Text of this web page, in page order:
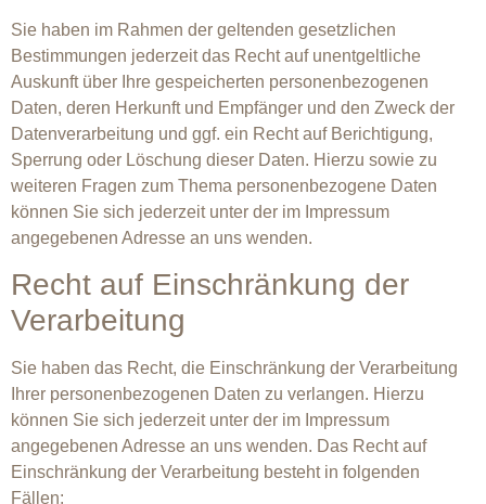
Sie haben im Rahmen der geltenden gesetzlichen
Bestimmungen jederzeit das Recht auf unentgeltliche
Auskunft über Ihre gespeicherten personenbezogenen
Daten, deren Herkunft und Empfänger und den Zweck der
Datenverarbeitung und ggf. ein Recht auf Berichtigung,
Sperrung oder Löschung dieser Daten. Hierzu sowie zu
weiteren Fragen zum Thema personenbezogene Daten
können Sie sich jederzeit unter der im Impressum
angegebenen Adresse an uns wenden.
Recht auf Einschränkung der
Verarbeitung
Sie haben das Recht, die Einschränkung der Verarbeitung
Ihrer personenbezogenen Daten zu verlangen. Hierzu
können Sie sich jederzeit unter der im Impressum
angegebenen Adresse an uns wenden. Das Recht auf
Einschränkung der Verarbeitung besteht in folgenden
Fällen: